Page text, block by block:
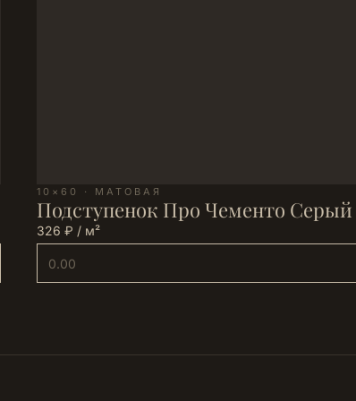
10×60 · МАТОВАЯ
Подступенок Про Чементо
326 ₽ / м²